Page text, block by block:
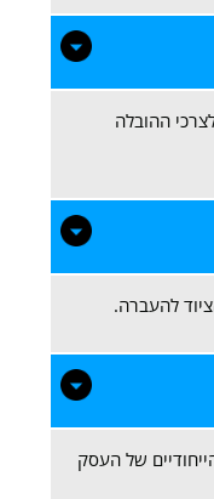
ההובלה
של העסק